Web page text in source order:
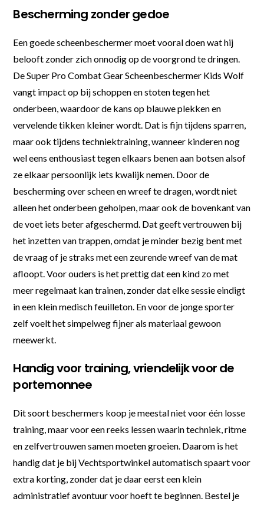
Bescherming zonder gedoe
Een goede scheenbeschermer moet vooral doen wat hij
belooft zonder zich onnodig op de voorgrond te dringen.
De Super Pro Combat Gear Scheenbeschermer Kids Wolf
vangt impact op bij schoppen en stoten tegen het
onderbeen, waardoor de kans op blauwe plekken en
vervelende tikken kleiner wordt. Dat is fijn tijdens sparren,
maar ook tijdens techniektraining, wanneer kinderen nog
wel eens enthousiast tegen elkaars benen aan botsen alsof
ze elkaar persoonlijk iets kwalijk nemen. Door de
bescherming over scheen en wreef te dragen, wordt niet
alleen het onderbeen geholpen, maar ook de bovenkant van
de voet iets beter afgeschermd. Dat geeft vertrouwen bij
het inzetten van trappen, omdat je minder bezig bent met
de vraag of je straks met een zeurende wreef van de mat
afloopt. Voor ouders is het prettig dat een kind zo met
meer regelmaat kan trainen, zonder dat elke sessie eindigt
in een klein medisch feuilleton. En voor de jonge sporter
zelf voelt het simpelweg fijner als materiaal gewoon
meewerkt.
Handig voor training, vriendelijk voor de
portemonnee
Dit soort beschermers koop je meestal niet voor één losse
training, maar voor een reeks lessen waarin techniek, ritme
en zelfvertrouwen samen moeten groeien. Daarom is het
handig dat je bij Vechtsportwinkel automatisch spaart voor
extra korting, zonder dat je daar eerst een klein
administratief avontuur voor hoeft te beginnen. Bestel je